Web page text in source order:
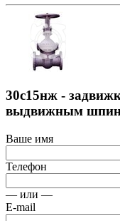
30с15нж -
выдвижным
Ваше имя
Телефон
— или —
E-mail